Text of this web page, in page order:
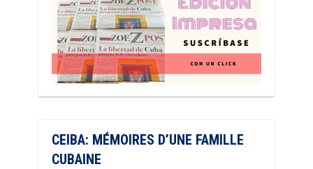
CEIBA: MÉMOIRES D’UNE FAMILLE
CUBAINE